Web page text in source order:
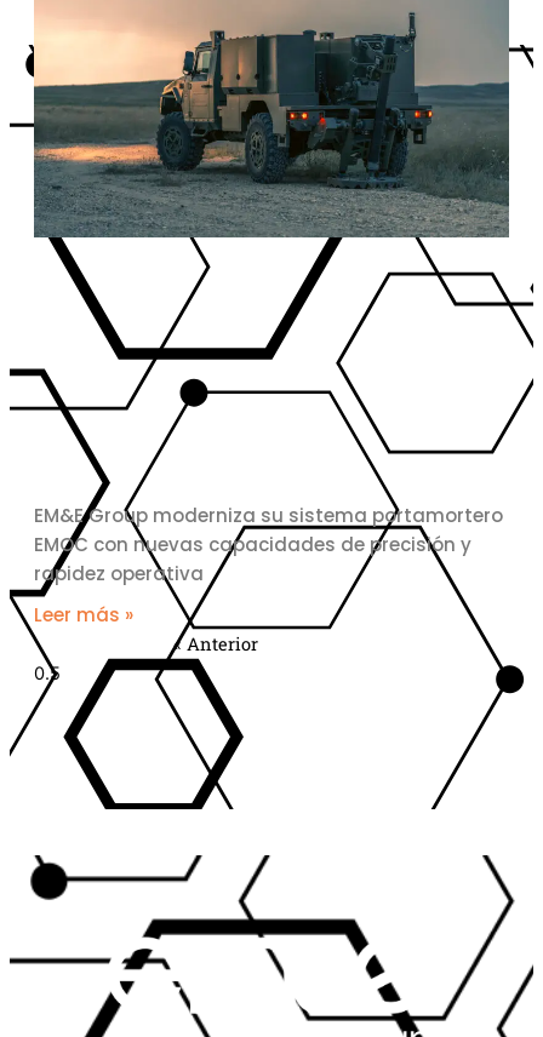
EM&E Group moderniza su sistema portamortero
EMOC con nuevas capacidades de precisión y
rapidez operativa
Leer más »
« Anterior